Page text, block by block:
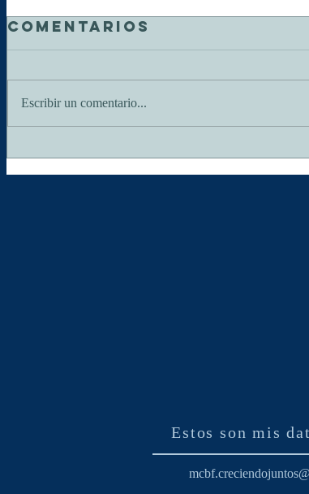
¡QUIERO QUE MI
FAMILIAR SE
Comentarios
Escribir un comentario...
Estos son mis